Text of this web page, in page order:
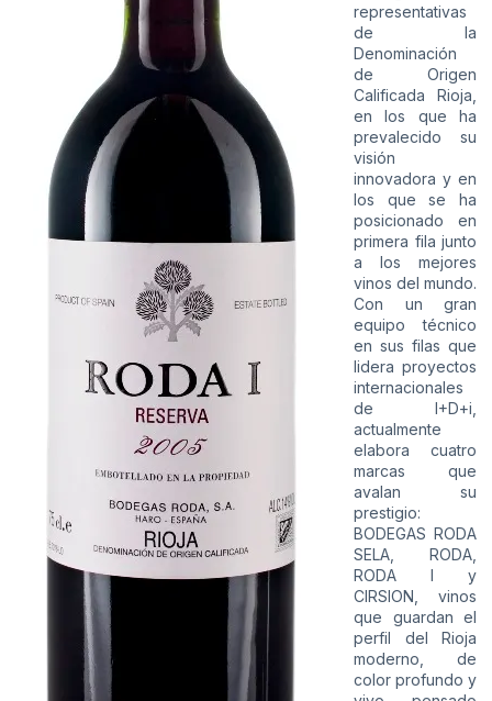
representativas
de la
Denominación
de Origen
Calificada Rioja,
en los que ha
prevalecido su
visión
innovadora y en
los que se ha
posicionado en
primera fila junto
a los mejores
vinos del mundo.
Con un gran
equipo técnico
en sus filas que
lidera proyectos
internacionales
de I+D+i,
actualmente
elabora cuatro
marcas que
avalan su
prestigio:
BODEGAS RODA
SELA, RODA,
RODA I y
CIRSION, vinos
que guardan el
perfil del Rioja
moderno, de
color profundo y